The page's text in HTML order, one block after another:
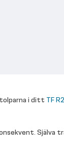
i ditt TF
Själva